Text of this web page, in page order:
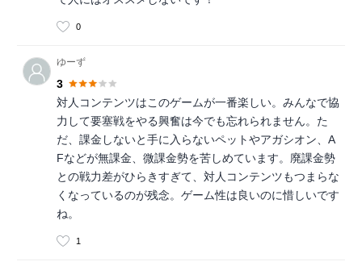
0
ゆーず
3
対人コンテンツはこのゲームが一番楽しい。みんなで協
力して要塞戦をやる興奮は今でも忘れられません。た
だ、課金しないと手に入らないペットやアガシオン、A
Fなどが無課金、微課金勢を苦しめています。廃課金勢
との戦力差がひらきすぎて、対人コンテンツもつまらな
くなっているのが残念。ゲーム性は良いのに惜しいです
ね。
1